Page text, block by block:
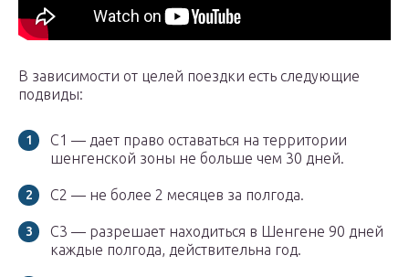
В зависимости от целей поездки есть следующие
подвиды:
С1 — дает право оставаться на территории
шенгенской зоны не больше чем 30 дней.
С2 — не более 2 месяцев за полгода.
С3 — разрешает находиться в Шенгене 90 дней
каждые полгода, действительна год.